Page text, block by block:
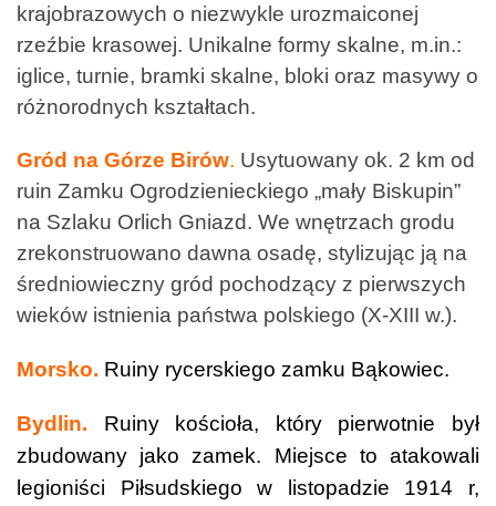
krajobrazowych o niezwykle urozmaiconej
rzeźbie krasowej. Unikalne formy skalne, m.in.:
iglice, turnie, bramki skalne, bloki oraz masywy o
różnorodnych kształtach.
Gród na Górze Birów. Usytuowany ok. 2 km od
ruin Zamku Ogrodzienieckiego „mały Biskupin”
na Szlaku Orlich Gniazd. We wnętrzach grodu
zrekonstruowano dawna osadę, stylizując ją na
średniowieczny gród pochodzący z pierwszych
wieków istnienia państwa polskiego (X-XIII w.).
Morsko. Ruiny rycerskiego zamku Bąkowiec.
Bydlin. Ruiny kościoła, który pierwotnie był
zbudowany jako zamek. Miejsce to atakowali
legioniści Piłsudskiego w listopadzie 1914 r,